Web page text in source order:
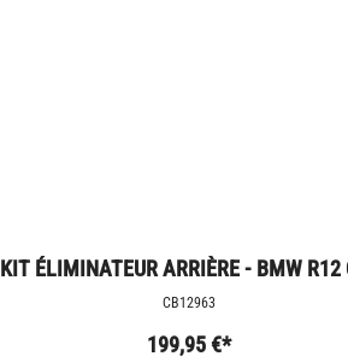
KIT ÉLIMINATEUR ARRIÈRE - BMW R12
CB12963
199,95 €*